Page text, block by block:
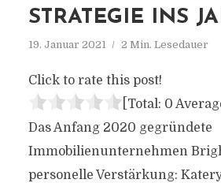
STRATEGIE INS
19. Januar 2021 2 Min. Lesedauer
Click to rate this post!
[Total: 0
Das Anfang 2020 gegründete
Immobilienunternehmen
personelle Verstärkung: